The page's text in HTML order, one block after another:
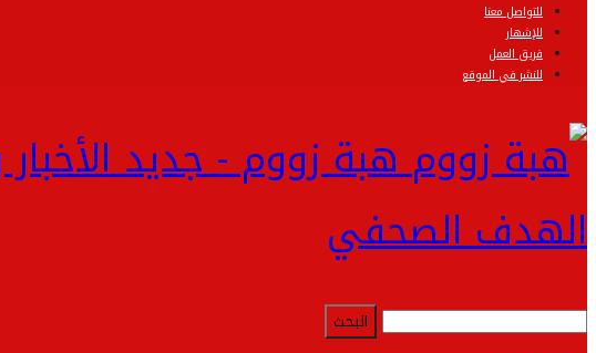
للتواصل معنا
للإشهار
فريق العمل
للنشر في الموقع
هبة زووم - جديد
الهدف الصحفي